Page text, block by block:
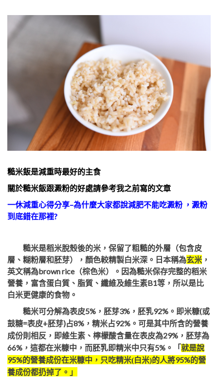
糙米飯是減重時最好的主食
關於糙米飯跟澱粉的好處請參考我之前寫的文章
一休減重心得分享–為什麼大家都說減肥不能吃澱粉 ，澱粉
到底錯在那裡?
糙米是稻米脫殼後的米，保留了粗糙的外層（包含皮
層、糊粉層和胚芽），顏色較精製白米深。日本稱為玄米 ，
英文稱為brown rice（棕色米）。因為糙米保存完整的稻米
營養，富含蛋白質、脂質、纖維及維生素B1等，所以是比
白米更健康的食物。
糙米可分解為表皮5% ，胚芽3% ，胚乳92% 。即米糠(或
鼓糖=表皮+胚芽)占8% ，精米占92% 。可是其中所含的營養
成份則相反，即維生素、檸檬酸含量在表皮為29% ，胚芽為
66% ，這都在米糠中，而胚乳即精米中只有5% 。「就是說
95%的營養成份在米糠中，只吃精米(白米)的人將95%的營
養成份都扔掉了。」